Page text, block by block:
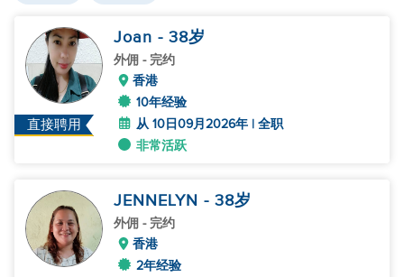
直接聘用
Joan - 38岁
外佣 - 完约
香港
10年经验
从 10日09月2026年 | 全职
非常活跃
JENNELYN - 38岁
外佣 - 完约
香港
2年经验